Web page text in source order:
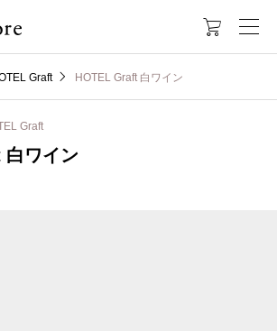

Graft HOTEL Graft 白ワイン
Graft
ワイン